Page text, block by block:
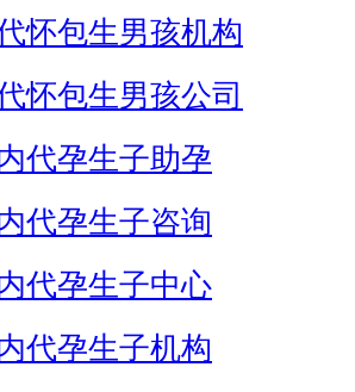
怀包生男孩机构
怀包生男孩公司
代孕生子助孕
代孕生子咨询
代孕生子中心
代孕生子机构